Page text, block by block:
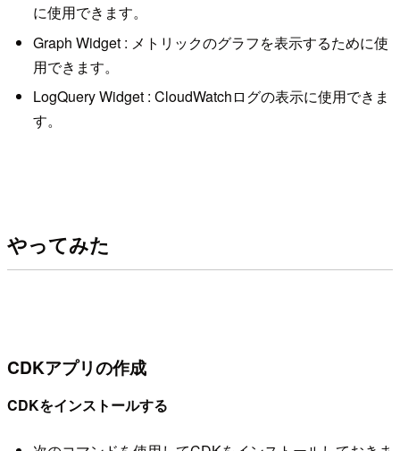
に使用できます。
Graph Widget : メトリックのグラフを表示するために使
用できます。
LogQuery Widget : CloudWatchログの表示に使用できま
す。
やってみた
CDKアプリの作成
CDKをインストールする